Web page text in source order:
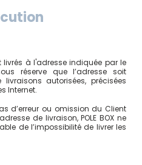
à l'adresse indiquée par le
réserve que l’adresse soit
autorisées, précisées
Internet.
d’erreur ou omission du Client
de livraison, POLE BOX ne
de l’impossibilité de livrer les